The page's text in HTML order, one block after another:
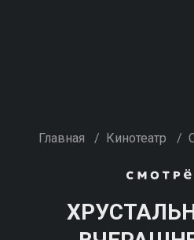
Главная / Кинотеатр /